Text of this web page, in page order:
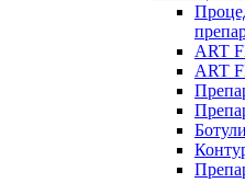
ART
ART